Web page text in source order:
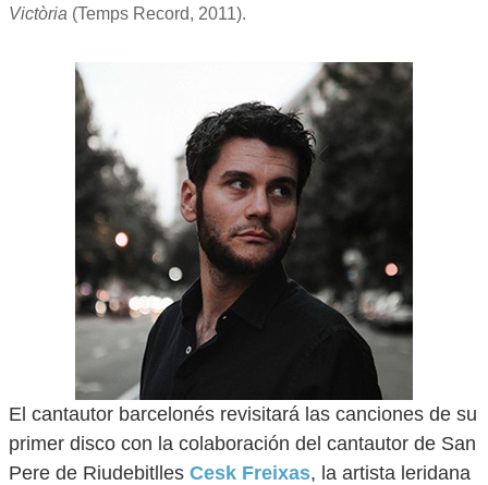
Victòria (Temps Record, 2011).
El cantautor barcelonés revisitará las canciones de su
primer disco con la colaboración del cantautor de San
Pere de Riudebitlles Cesk Freixas, la artista leridana